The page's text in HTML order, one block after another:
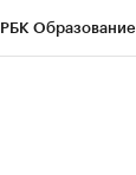
РБК Образование